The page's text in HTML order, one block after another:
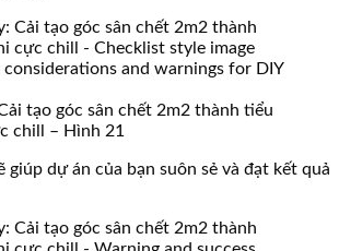
tạo góc sân chết 2m2 thành tiểu
chill – Hình 21
giúp dự án của bạn suôn sẻ và đạt kết quả